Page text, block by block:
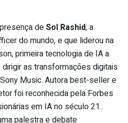
deSol Rashid, a
do mundo, e que liderou na
primeira tecnologia de IA a
as transformações digitais
Music. Autora best-seller e
foi reconhecida pela Forbes
em IA no século 21..
palestra e debate